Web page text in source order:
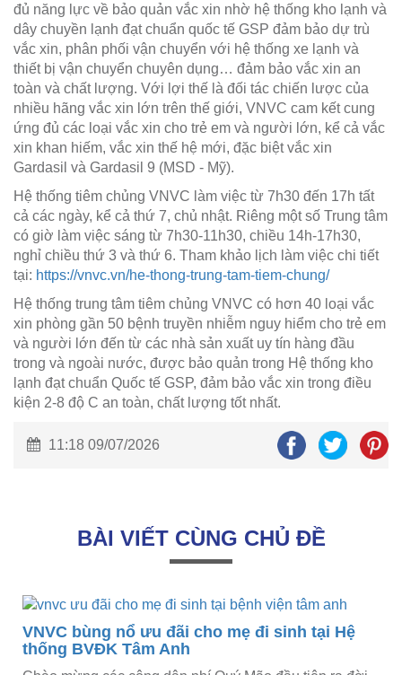
đủ năng lực về bảo quản vắc xin nhờ hệ thống kho lạnh và
dây chuyền lạnh đạt chuẩn quốc tế GSP đảm bảo dự trù
vắc xin, phân phối vận chuyển với hệ thống xe lạnh và
thiết bị vận chuyển chuyên dụng… đảm bảo vắc xin an
toàn và chất lượng. Với lợi thế là đối tác chiến lược của
nhiều hãng vắc xin lớn trên thế giới, VNVC cam kết cung
ứng đủ các loại vắc xin cho trẻ em và người lớn, kể cả vắc
xin khan hiếm, vắc xin thế hệ mới, đặc biệt vắc xin
Gardasil và Gardasil 9 (MSD - Mỹ).
Hệ thống tiêm chủng VNVC làm việc từ 7h30 đến 17h tất
cả các ngày, kể cả thứ 7, chủ nhật. Riêng một số Trung tâm
có giờ làm việc sáng từ 7h30-11h30, chiều 14h-17h30,
nghỉ chiều thứ 3 và thứ 6. Tham khảo lịch làm việc chi tiết
tại: https://vnvc.vn/he-thong-trung-tam-tiem-chung/
Hệ thống trung tâm tiêm chủng VNVC có hơn 40 loại vắc
xin phòng gần 50 bệnh truyền nhiễm nguy hiểm cho trẻ em
và người lớn đến từ các nhà sản xuất uy tín hàng đầu
trong và ngoài nước, được bảo quản trong Hệ thống kho
lạnh đạt chuẩn Quốc tế GSP, đảm bảo vắc xin trong điều
kiện 2-8 độ C an toàn, chất lượng tốt nhất.
11:18 09/07/2026
BÀI VIẾT CÙNG CHỦ ĐỀ
VNVC bùng nổ ưu đãi cho mẹ đi sinh tại Hệ
thống BVĐK Tâm Anh